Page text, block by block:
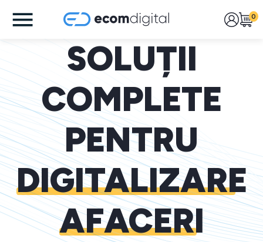
0
SOLUȚII
COMPLETE
PENTRU
DIGITALIZARE
AFACERI